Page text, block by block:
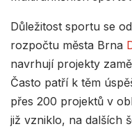
Důležitost sportu se
rozpočtu města Brna
navrhují projekty
Často patří k těm
přes 200 projektů v
již vzniklo, na dalších